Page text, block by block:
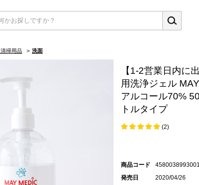
掃用品 > 洗面
【1-2営業日内に
用洗浄ジェル
アルコール70%
トルタイプ
(2)
商品コード
発売日
2020/04/26